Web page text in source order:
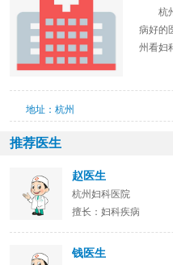
杭
病好的
州看妇
地址：杭州
推荐医生
赵医生
杭州妇科医院
擅长：妇科疾病
钱医生